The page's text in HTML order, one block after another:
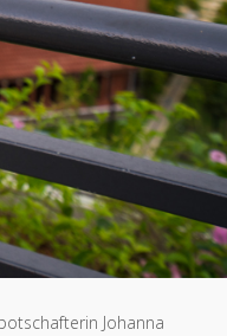
Johanna